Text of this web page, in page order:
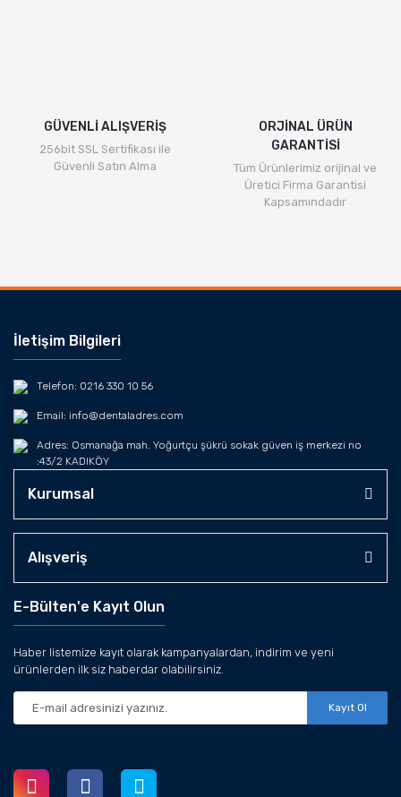
GÜVENLİ ALIŞVERİŞ
256bit SSL Sertifikası ile
Güvenli Satın Alma
ORJİNAL ÜRÜN
GARANTİSİ
Tüm Ürünlerimiz orijinal ve
Üretici Firma Garantisi
Kapsamındadır
İletişim Bilgileri
Telefon: 0216 330 10 56
Email: info@dentaladres.com
Adres: Osmanağa mah. Yoğurtçu şükrü sokak güven iş merkezi no
:43/2 KADIKÖY
Kurumsal
Alışveriş
E-Bülten'e Kayıt Olun
Haber listemize kayıt olarak kampanyalardan, indirim ve yeni
ürünlerden ilk siz haberdar olabilirsiniz.
Kayıt Ol